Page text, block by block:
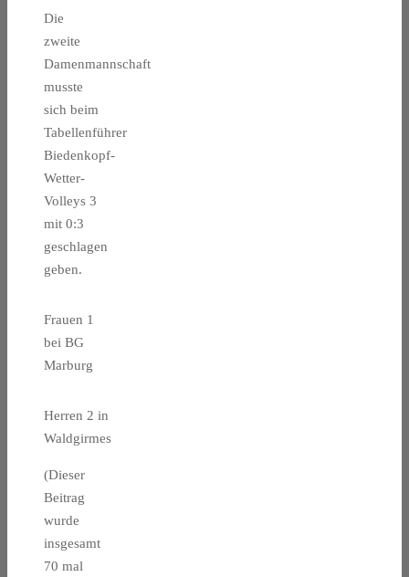
Die
zweite
Damenmannschaft
musste
sich beim
Tabellenführer
Biedenkopf-
Wetter-
Volleys 3
mit 0:3
geschlagen
geben.
Frauen 1
bei BG
Marburg
Herren 2 in
Waldgirmes
(Dieser
Beitrag
wurde
insgesamt
70 mal